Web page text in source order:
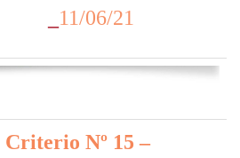
11/06/21
Criterio Nº 15 –